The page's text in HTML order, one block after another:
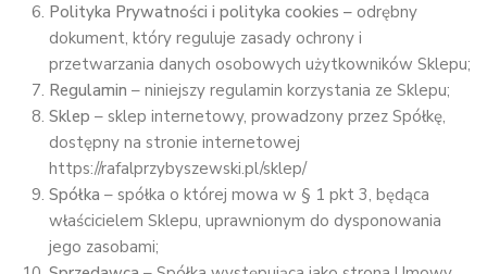
Polityka Prywatności i polityka cookies – odrębny
dokument, który reguluje zasady ochrony i
przetwarzania danych osobowych użytkowników Sklepu;
Regulamin – niniejszy regulamin korzystania ze Sklepu;
Sklep – sklep internetowy, prowadzony przez Spółkę,
dostępny na stronie internetowej
https://rafalprzybyszewski.pl/sklep/
Spółka – spółka o której mowa w § 1 pkt 3, będąca
właścicielem Sklepu, uprawnionym do dysponowania
jego zasobami;